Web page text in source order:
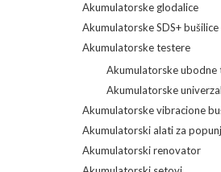
Akumulatorske glodalice
Akumulatorske SDS+ bušilice
Akumulatorske testere
Akumulatorske ubodne
Akumulatorske
Akumulatorske vibracione
Akumulatorski alati za
Akumulatorski renovator